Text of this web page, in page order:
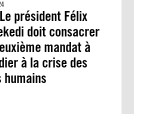
président Félix
doit consacrer
mandat à
à la crise des